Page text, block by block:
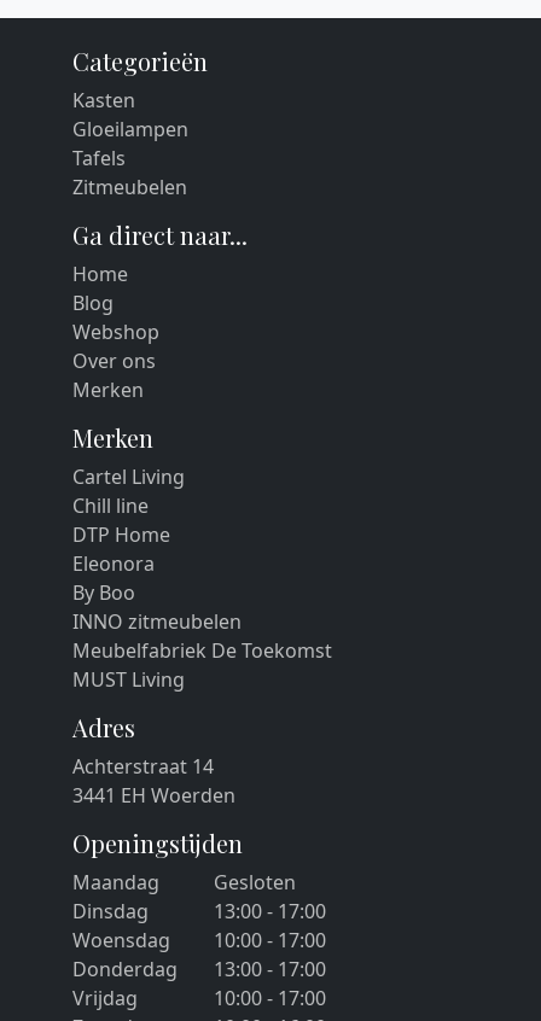
Categorieën
Kasten
Gloeilampen
Tafels
Zitmeubelen
Ga direct naar...
Home
Blog
Webshop
Over ons
Merken
Merken
Cartel Living
Chill line
DTP Home
Eleonora
By Boo
INNO zitmeubelen
Meubelfabriek De Toekomst
MUST Living
Adres
Achterstraat 14
3441 EH Woerden
Openingstijden
Maandag
Gesloten
Dinsdag
13:00 - 17:00
Woensdag
10:00 - 17:00
Donderdag
13:00 - 17:00
Vrijdag
10:00 - 17:00